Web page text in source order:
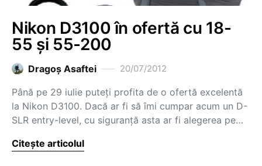
Nikon D3100 în ofertă cu 18-
55 și 55-200
Dragoş Asaftei 20/07/2012
Până pe 29 iulie puteți profita de o ofertă excelentă
la Nikon D3100. Dacă ar fi să îmi cumpar acum un D-
SLR entry-level, cu siguranță asta ar fi alegerea pe…
Citește articolul